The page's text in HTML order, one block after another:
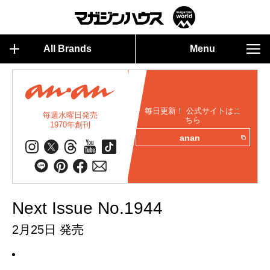
All Brands Menu
毎週水曜日発売
1970年創刊
毎日更新！ 公式サイトはこ
ちら
anan
Next Issue No.1944
2月25日 発売